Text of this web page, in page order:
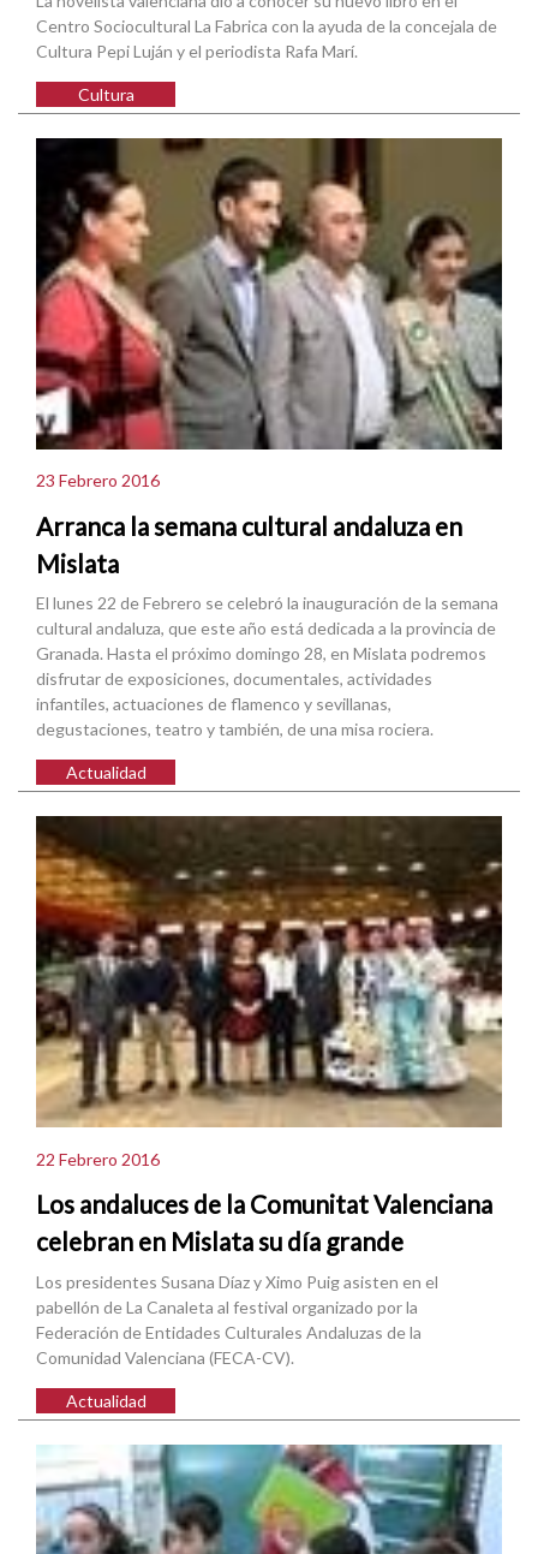
Centro Sociocultural La Fabrica con la ayuda de la concejala de
Cultura Pepi Luján y el periodista Rafa Marí.
Cultura
23 Febrero 2016
Arranca la semana cultural andaluza en
Mislata
El lunes 22 de Febrero se celebró la inauguración de la semana
cultural andaluza, que este año está dedicada a la provincia de
Granada. Hasta el próximo domingo 28, en Mislata podremos
disfrutar de exposiciones, documentales, actividades
infantiles, actuaciones de flamenco y sevillanas,
degustaciones, teatro y también, de una misa rociera.
Actualidad
22 Febrero 2016
Los andaluces de la Comunitat Valenciana
celebran en Mislata su día grande
Los presidentes Susana Díaz y Ximo Puig asisten en el
pabellón de La Canaleta al festival organizado por la
Federación de Entidades Culturales Andaluzas de la
Comunidad Valenciana (FECA-CV).
Actualidad